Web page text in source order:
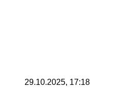
29.10.2025, 17:18